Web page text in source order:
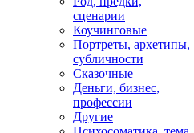
сценарии
Коучинговые
Портреты, архетипы,
субличности
Сказочные
Деньги, бизнес,
профессии
Другие